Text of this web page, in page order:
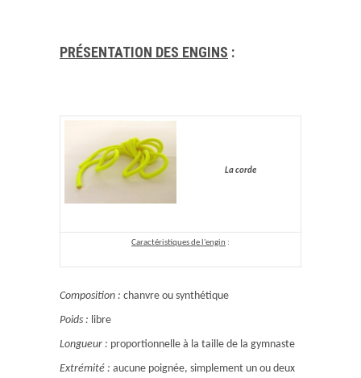
PRÉSENTATION DES ENGINS :
La corde
Caractéristiques de l'engin :
Composition : chanvre ou synthétique
Poids : libre
Longueur : proportionnelle à la taille de la gymnaste
Extrémité : aucune poignée, simplement un ou deux